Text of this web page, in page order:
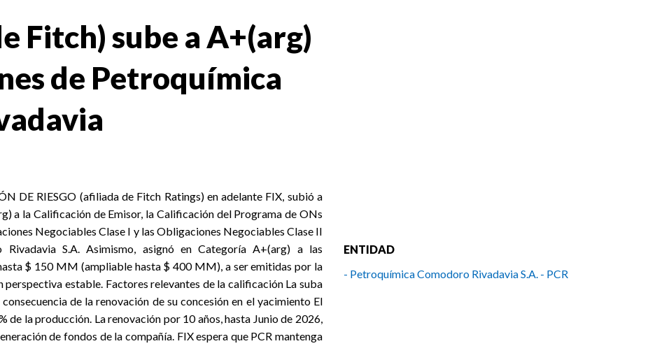
Fitch) sube a A+(arg)
de Petroquímica
DE RIESGO (afiliada de Fitch Ratings) en adelante FIX, subió a
a la Calificación de Emisor, la Calificación del Programa de ONs
Negociables Clase I y las Obligaciones Negociables Clase II
S.A. Asimismo, asignó en Categoría A+(arg) a las
$ 150 MM (ampliable hasta $ 400 MM), a ser emitidas por la
perspectiva estable. Factores relevantes de la calificación La suba
de la renovación de su concesión en el yacimiento El
de la producción. La renovación por 10 años, hasta Junio de 2026,
de fondos de la compañía. FIX espera que PCR mantenga
ENTIDAD
- Petroquímica Comodoro Rivadavia S.A. - PCR